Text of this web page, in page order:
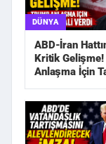
DÜNYA
ABD-İran
Kritik Gelişme!
Anlaşma İçin